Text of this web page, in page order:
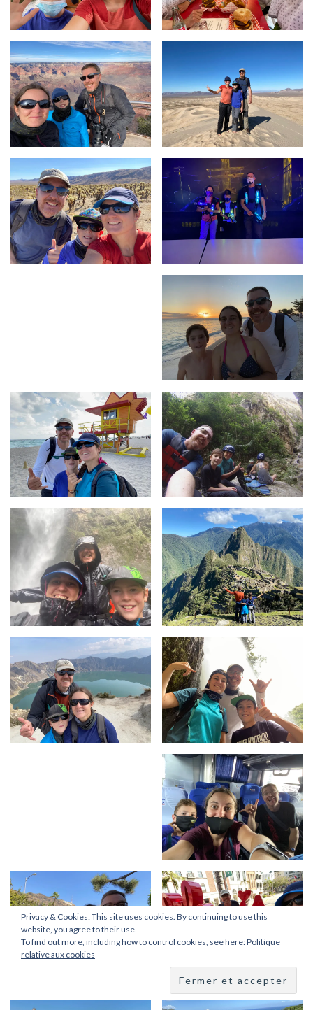
Privacy & Cookies: This site uses cookies. By continuing to use this
website, you agree to their use.
To find out more, including how to control cookies, see here:Politique
relative aux cookies